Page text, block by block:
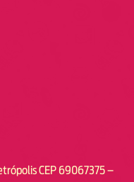
CEP 69067375 –